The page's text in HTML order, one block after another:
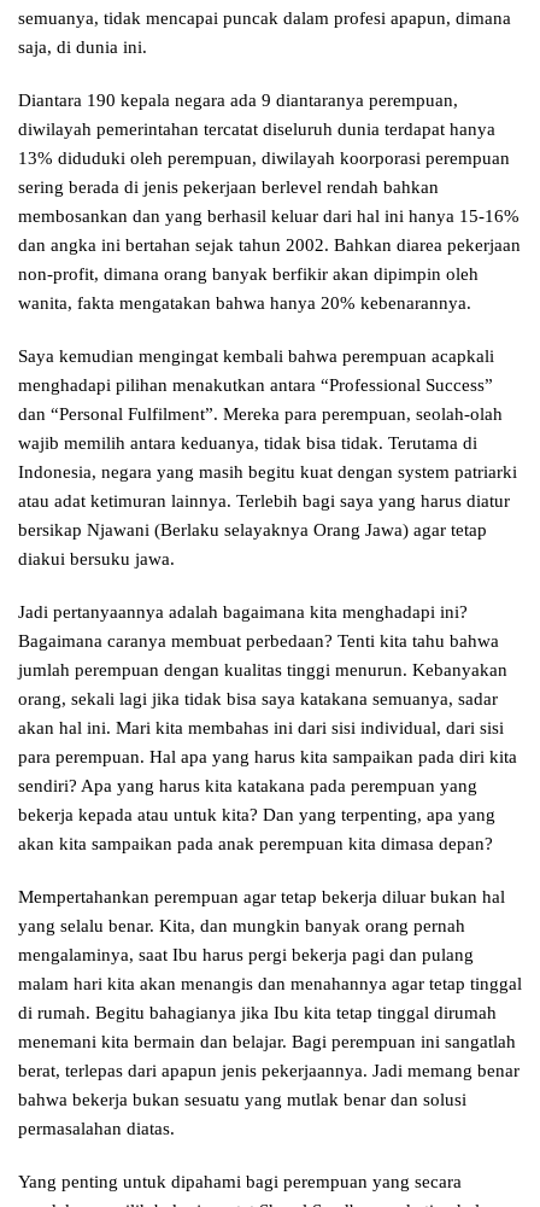
semuanya, tidak mencapai puncak dalam profesi apapun, dimana
saja, di dunia ini.
Diantara 190 kepala negara ada 9 diantaranya perempuan,
diwilayah pemerintahan tercatat diseluruh dunia terdapat hanya
13% diduduki oleh perempuan, diwilayah koorporasi perempuan
sering berada di jenis pekerjaan berlevel rendah bahkan
membosankan dan yang berhasil keluar dari hal ini hanya 15-16%
dan angka ini bertahan sejak tahun 2002. Bahkan diarea pekerjaan
non-profit, dimana orang banyak berfikir akan dipimpin oleh
wanita, fakta mengatakan bahwa hanya 20% kebenarannya.
Saya kemudian mengingat kembali bahwa perempuan acapkali
menghadapi pilihan menakutkan antara “Professional Success”
dan “Personal Fulfilment”. Mereka para perempuan, seolah-olah
wajib memilih antara keduanya, tidak bisa tidak. Terutama di
Indonesia, negara yang masih begitu kuat dengan system patriarki
atau adat ketimuran lainnya. Terlebih bagi saya yang harus diatur
bersikap Njawani (Berlaku selayaknya Orang Jawa) agar tetap
diakui bersuku jawa.
Jadi pertanyaannya adalah bagaimana kita menghadapi ini?
Bagaimana caranya membuat perbedaan? Tenti kita tahu bahwa
jumlah perempuan dengan kualitas tinggi menurun. Kebanyakan
orang, sekali lagi jika tidak bisa saya katakana semuanya, sadar
akan hal ini. Mari kita membahas ini dari sisi individual, dari sisi
para perempuan. Hal apa yang harus kita sampaikan pada diri kita
sendiri? Apa yang harus kita katakana pada perempuan yang
bekerja kepada atau untuk kita? Dan yang terpenting, apa yang
akan kita sampaikan pada anak perempuan kita dimasa depan?
Mempertahankan perempuan agar tetap bekerja diluar bukan hal
yang selalu benar. Kita, dan mungkin banyak orang pernah
mengalaminya, saat Ibu harus pergi bekerja pagi dan pulang
malam hari kita akan menangis dan menahannya agar tetap tinggal
di rumah. Begitu bahagianya jika Ibu kita tetap tinggal dirumah
menemani kita bermain dan belajar. Bagi perempuan ini sangatlah
berat, terlepas dari apapun jenis pekerjaannya. Jadi memang benar
bahwa bekerja bukan sesuatu yang mutlak benar dan solusi
permasalahan diatas.
Yang penting untuk dipahami bagi perempuan yang secara